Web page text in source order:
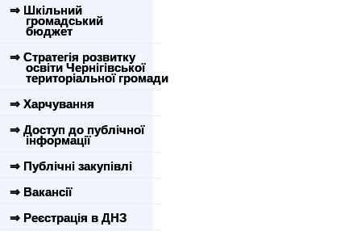
⇒ Шкільний
громадський
бюджет
⇒ Стратегія розвитку
освіти Чернігівської
територіальної громади
⇒ Харчування
⇒ Доступ до публічної
інформації
⇒ Публічні закупівлі
⇒ Вакансії
⇒ Реєстрація в ДНЗ